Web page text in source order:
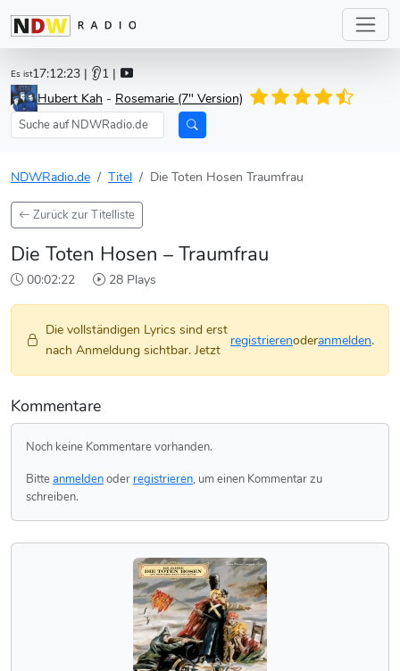
Es ist17:12:23 | 👂1 |
Hubert Kah - Rosemarie (7" Version)
NDWRadio.de Titel Die Toten Hosen Traumfrau
Zurück zur Titelliste
Die Toten Hosen – Traumfrau
00:02:22 28 Plays
Die vollständigen Lyrics sind erst
nach Anmeldung sichtbar. Jetzt
registrierenoderanmelden.
Kommentare
Noch keine Kommentare vorhanden.
Bitteanmeldenoder registrieren, um einen Kommentar zu
schreiben.